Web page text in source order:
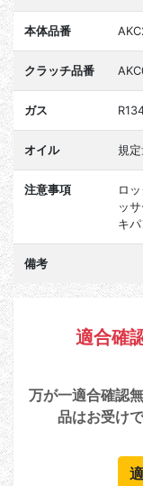
本体品番
クラッチ品番
ガス
オイル 規定
注意事項
ロ
ッ
キ
備考
適合確
万が一適合確認
品はお受け